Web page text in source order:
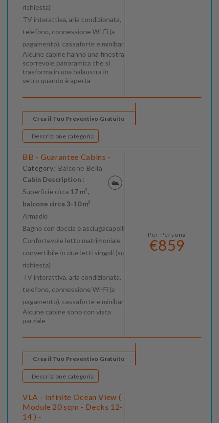
richiesta)
TV interattiva, aria condizionata,
telefono, connessione Wi-Fi (a
pagamento), cassaforte e minibar
Alcune cabine hanno una finestra
scorrevole panoramica che si
trasforma in una balaustra in
vetro quando è aperta
Crea il Tuo Preventivo Gratuito
Descrizione categoria
BB - Guarantee Cabins -
Category: Balcone Bella
Cabin Description :
Superficie circa 17 m²,
balcone circa 3-10 m²
Armadio
Bagno con doccia e asciugacapelli
Confortevole letto matrimoniale
convertibile in due letti singoli (su
richiesta)
TV interattiva, aria condizionata,
telefono, connessione Wi-Fi (a
pagamento), cassaforte e minibar
Alcune cabine sono con vista
parziale
Per Persona
€859
Crea il Tuo Preventivo Gratuito
Descrizione categoria
VLA - Infinite Ocean View (
Module 20 sqm - Decks 12-
14 ) -